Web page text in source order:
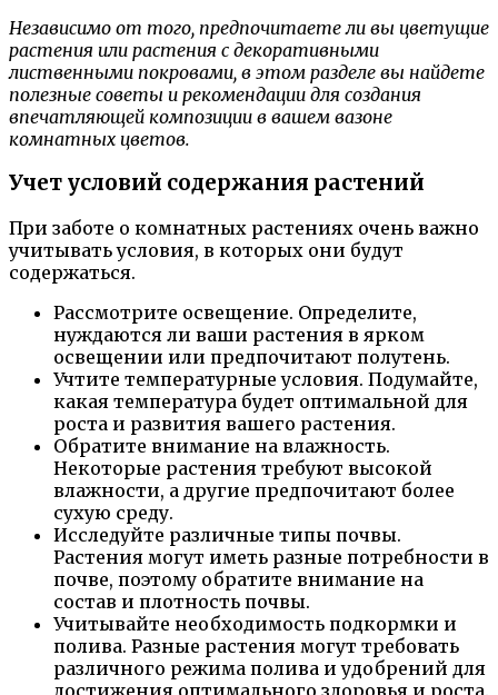
Независимо от того, предпочитаете ли вы цветущие
растения или растения с декоративными
лиственными покровами, в этом разделе вы найдете
полезные советы и рекомендации для создания
впечатляющей композиции в вашем вазоне
комнатных цветов.
Учет условий содержания растений
При заботе о комнатных растениях очень важно
учитывать условия, в которых они будут
содержаться.
Рассмотрите освещение. Определите,
нуждаются ли ваши растения в ярком
освещении или предпочитают полутень.
Учтите температурные условия. Подумайте,
какая температура будет оптимальной для
роста и развития вашего растения.
Обратите внимание на влажность.
Некоторые растения требуют высокой
влажности, а другие предпочитают более
сухую среду.
Исследуйте различные типы почвы.
Растения могут иметь разные потребности в
почве, поэтому обратите внимание на
состав и плотность почвы.
Учитывайте необходимость подкормки и
полива. Разные растения могут требовать
различного режима полива и удобрений для